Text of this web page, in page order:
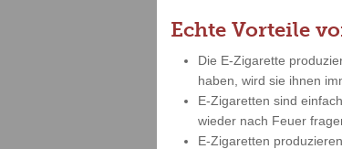
Echte Vorteile
Die E-Zigarette
haben, wird sie ihnen
E-Zigaretten sind
wieder nach Feuer
E-Zigaretten